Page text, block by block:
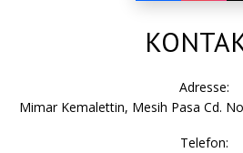
Adresse:
Mimar Kemalettin, Mesih Pasa Cd.
Telefon: